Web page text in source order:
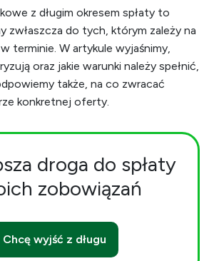
z długim okresem spłaty to
zwłaszcza do tych, którym zależy na
terminie. W artykule wyjaśnimy,
oraz jakie warunki należy spełnić,
także, na co zwracać
konkretnej oferty.
droga do spłaty
zobowiązań
Chcę wyjść z długu